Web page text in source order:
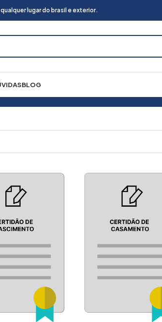
lugar do brasil e exterior.
BLOG
Entrega no Brasil e Exterior